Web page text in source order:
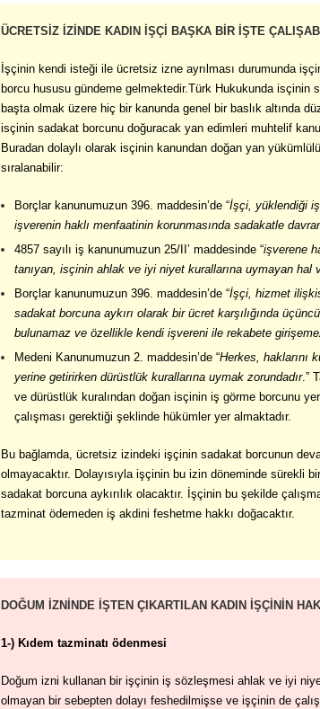
ÜCRETSİZ İZİNDE KADIN İŞÇİ BAŞKA BİR İŞTE
İşçinin kendi isteği ile ücretsiz izne ayrılması durumunda
borcu hususu gündeme gelmektedir.Türk Hukukunda isçinin
başta olmak üzere hiç bir kanunda genel bir baslık altında
isçinin sadakat borcunu doğuracak yan edimleri muhtelif
Buradan dolaylı olarak isçinin kanundan doğan yan
sıralanabilir:
Borçlar kanunumuzun 396. maddesin’de “İşçi, yüklendiği
işverenin haklı menfaatinin korunmasında sadakatle
4857 sayılı iş kanunumuzun 25/II’ maddesinde “işverene
tanıyan, isçinin ahlak ve iyi niyet kurallarına uymayan hal
Borçlar kanunumuzun 396. maddesin’de “İşçi, hizmet
sadakat borcuna aykırı olarak bir ücret karşılığında
bulunamaz ve özellikle kendi işvereni ile rekabete
Medeni Kanunumuzun 2. maddesin’de “Herkes, haklarını
yerine getirirken dürüstlük kurallarına uymak zorundadır.”
ve dürüstlük kuralından doğan isçinin iş görme borcunu
çalışması gerektiği şeklinde hükümler yer almaktadır.
Bu bağlamda, ücretsiz izindeki işçinin sadakat borcunun
olmayacaktır. Dolayısıyla işçinin bu izin döneminde sürekli
sadakat borcuna aykırılık olacaktır. İşçinin bu şekilde
tazminat ödemeden iş akdini feshetme hakkı doğacaktır.
DOĞUM İZNİNDE İŞTEN ÇIKARTILAN KADIN İŞÇİNİN
1-) Kıdem tazminatı ödenmesi
Doğum izni kullanan bir işçinin iş sözleşmesi ahlak ve iyi
olmayan bir sebepten dolayı feshedilmişse ve işçinin de